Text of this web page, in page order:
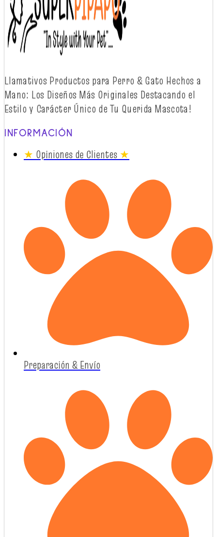
Llamativos Productos para Perro & Gato Hechos a
Mano: Los Diseños Más Originales Destacando el
Estilo y Carácter Único de Tu Querida Mascota!
INFORMACIÓN
★ Opiniones de Clientes ★
Preparación & Envío